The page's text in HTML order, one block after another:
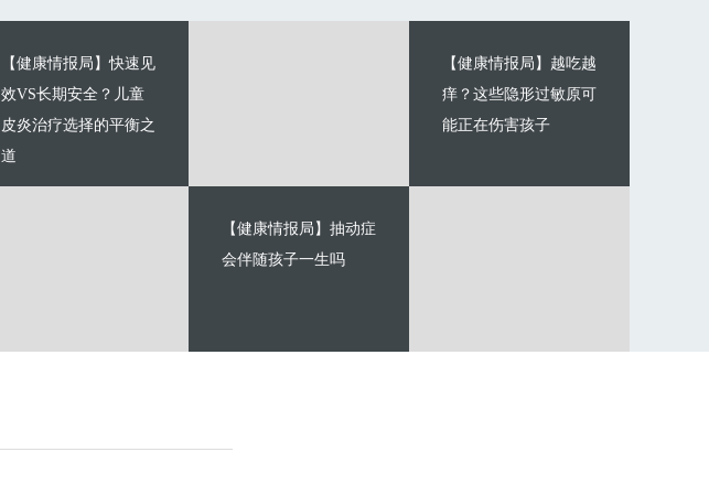
【健康情报局】快速见
效VS长期安全？儿童
皮炎治疗选择的平衡之
道
【健康情报局】越吃越
痒？这些隐形过敏原可
能正在伤害孩子
【健康情报局】抽动症
会伴随孩子一生吗